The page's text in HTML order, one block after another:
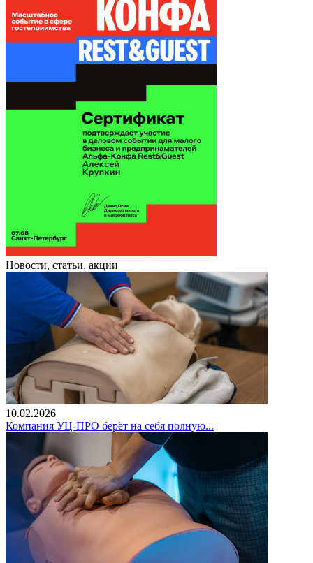
Новости, статьи, акции
10.02.2026
Компания УЦ-ПРО берёт на себя полную...